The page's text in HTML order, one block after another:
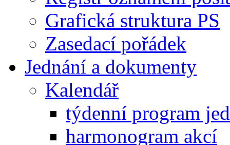
Grafická struktura PS
Zasedací pořádek
Jednání a dokumenty
Kalendář
týdenní program
harmonogram akcí